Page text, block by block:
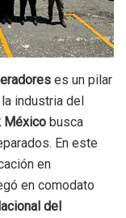
es un pilar
industria del
México busca
En este
en
en comodato
del